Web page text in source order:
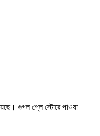
গুগল প্লে স্টোরে পাওয়া